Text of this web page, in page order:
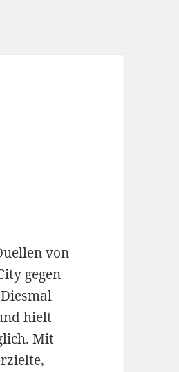
von
gegen
hielt
Mit